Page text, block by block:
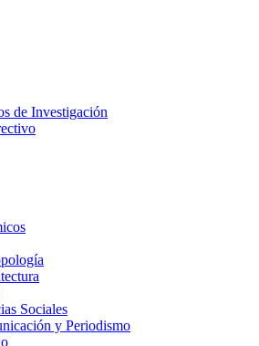
de Investigación
Sociales
y Periodismo